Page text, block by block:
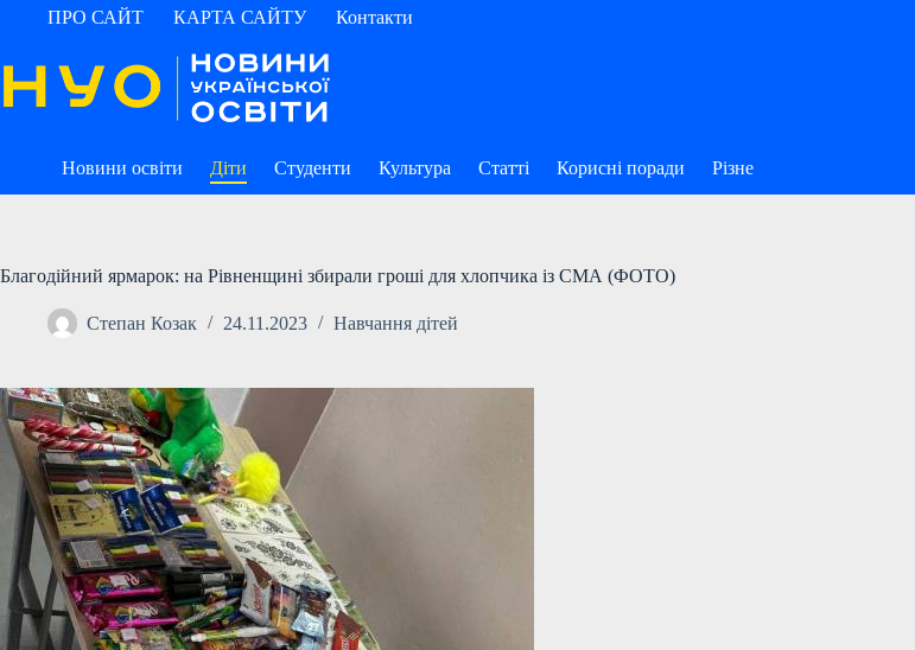
ПерейтиПРО САЙТ КАРТА САЙТУ Контакти
Новини освіти Діти Студенти Культура Статті Корисні поради Різне
Благодійний ярмарок: на Рівненщині збирали гроші для хлопчика із СМА (ФОТО)
Степан Козак 24.11.2023 Навчання дітей